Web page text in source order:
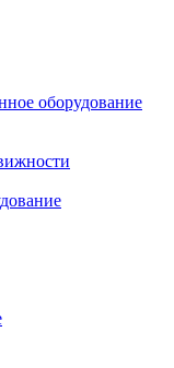
оборудование